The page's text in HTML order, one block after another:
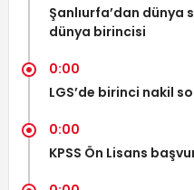
Şanlıurfa’dan dünya
dünya birincisi
0:00
LGS’de birinci nakil
0:00
KPSS Ön Lisans